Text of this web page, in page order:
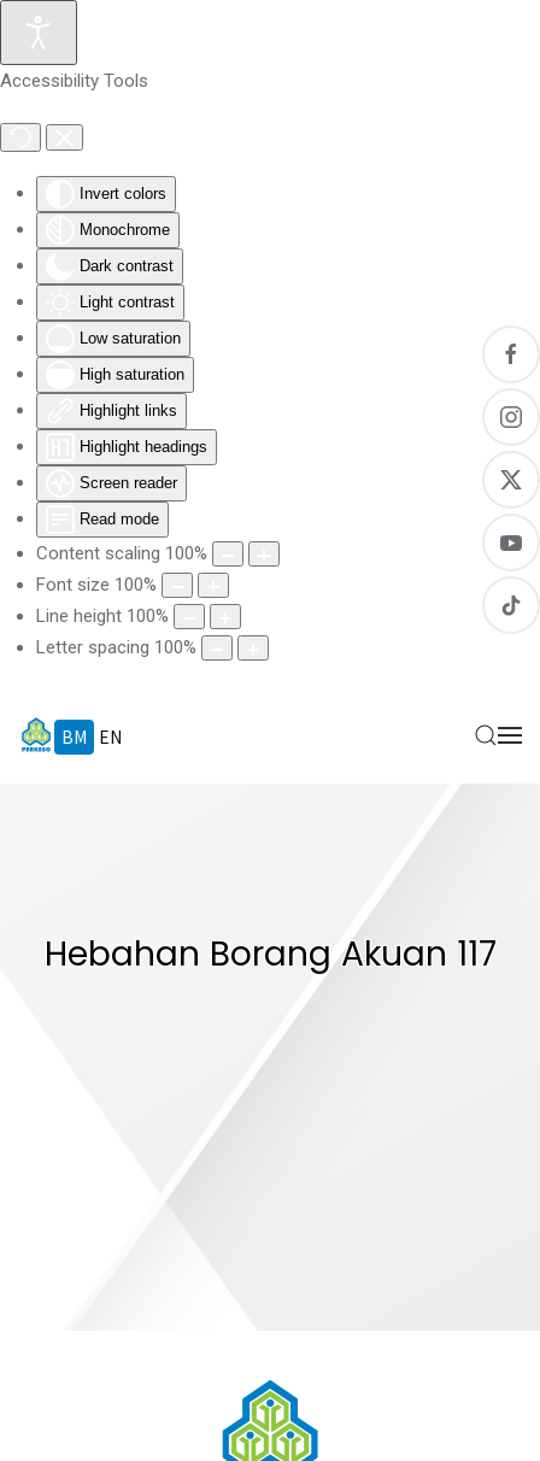
Accessibility Tools
Invert colors
Monochrome
Dark contrast
Light contrast
Low saturation
High saturation
Highlight links
Highlight headings
Screen reader
Read mode
Content scaling 100%
Font size 100%
Line height 100%
Letter spacing 100%
Skip to main content
BM EN
Hebahan Borang Akuan 117